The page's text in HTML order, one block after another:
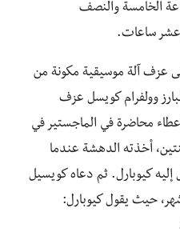
الخامسة والنصف
عشر ساعات.
عزف آلة موسيقية مكونة من
وولفرام كويسل عزف
محاضرة في الماجستير في
أخذته الدهشة عندما
كيوبارل. ثم دعاه كويسيل
حيث يقول كيوبارل: